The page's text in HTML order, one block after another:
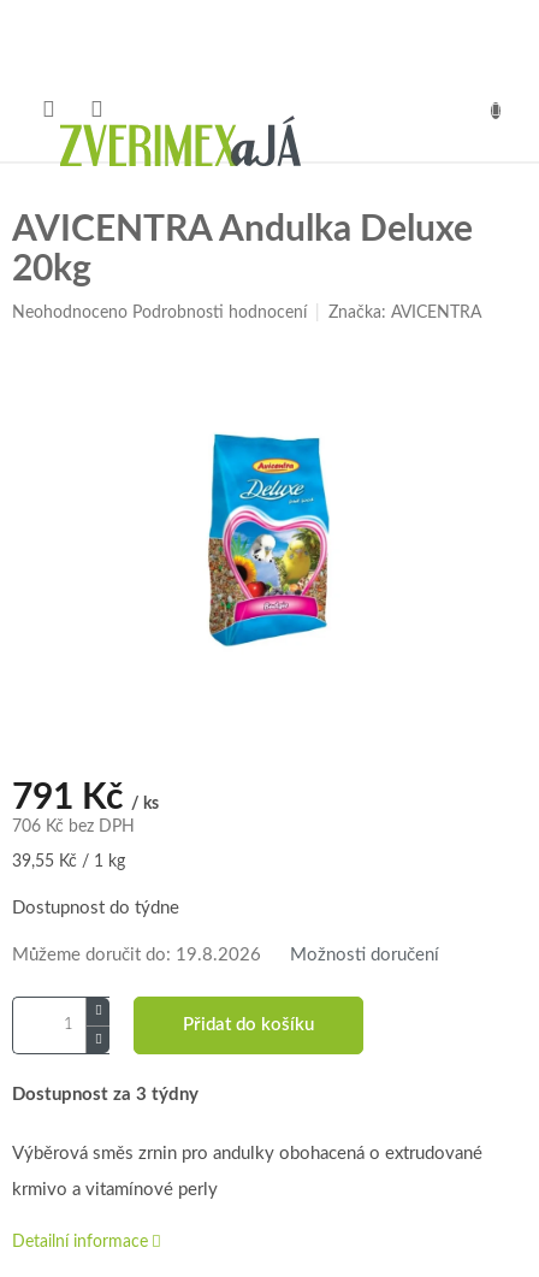
AVICENTRA Andulka Deluxe
20kg
Průměrné
Neohodnoceno Podrobnosti hodnocení Značka:AVICENTRA
791 Kč / ks
706 Kč bez DPH
Měrná
39,55 Kč / 1 kg
Dostupnost do týdne
Můžeme doručit do: 19.8.2026 Možnosti doručení
Přidat do košíku
Dostupnost za 3 týdny
Výběrová směs zrnin pro andulky obohacená o extrudované
krmivo a vitamínové perly
Detailní informace